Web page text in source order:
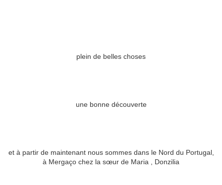
plein de belles choses
une bonne découverte
et à partir de maintenant nous sommes dans le Nord du Portugal,
à Mergaço chez la sœur de Maria , Donzilia